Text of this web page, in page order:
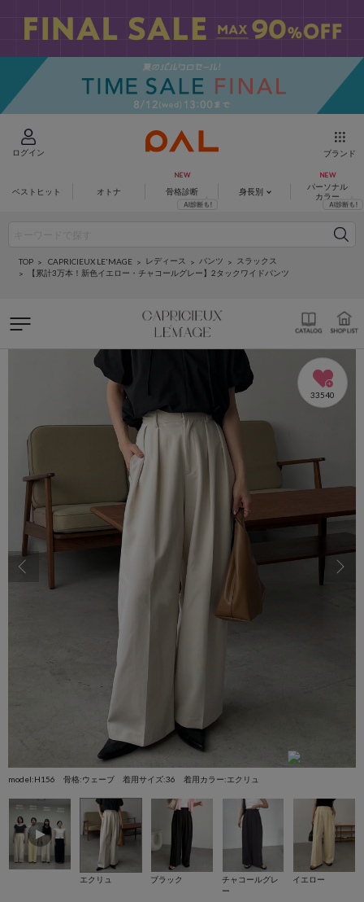
ログイン ブランド
ベストヒット オトナ 骨格診断 身長別
パーソナル
カラー
TOP CAPRICIEUX LE'MAGE レディース パンツ
スラックス
【累計3万本！新色イエロー・チャコールグレー】2タックワイドパンツ
33540
model:H156 骨格:ウェーブ 着用サイズ:36 着用カラー:エクリュ
エクリュ ブラック
チャコールグレ
ー
イエロー